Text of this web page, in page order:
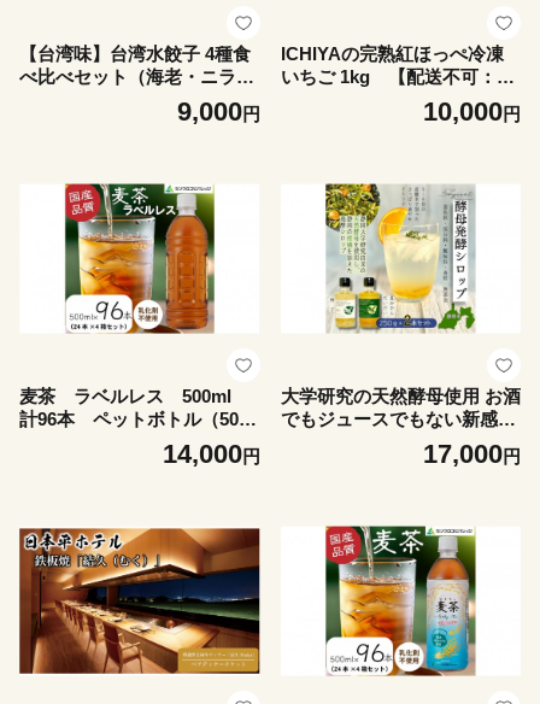
【台湾味】台湾水餃子 4種食
べ比べセット（海老・ニラ・
肉・コーン）計48個9,000円
ICHIYAの完熟紅ほっぺ冷凍
いちご 1kg 【配送不可：離
10,000円
麦茶 ラベルレス 500ml
計96本 ペットボトル（500
ml×24本×4箱セット）ミツウ
ロコビバレッジ お茶 まと
14,000円
大学研究の天然酵母使用 お酒
でもジュースでもない新感覚
発酵シロップ 250ｇｘ2本
17,000円